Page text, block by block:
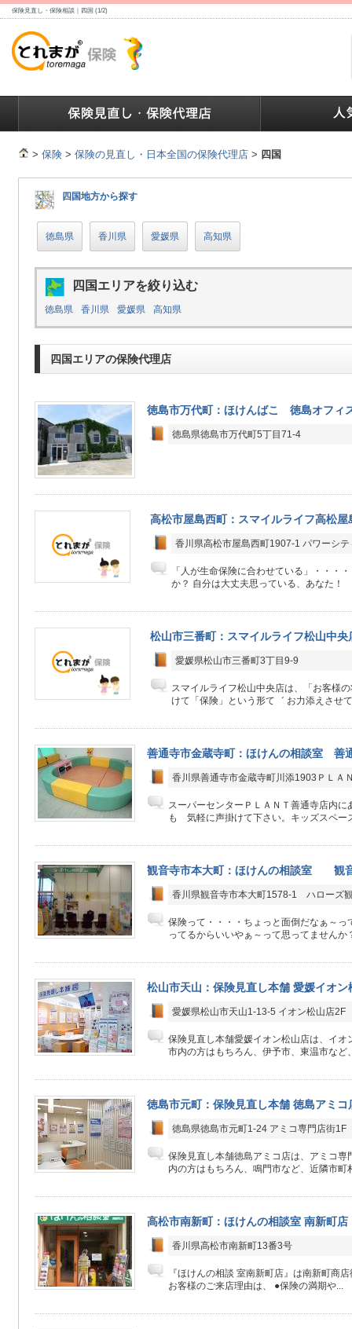
保険見直し・保険相談｜四国 (1/2)
> 保険 > 保険の見直し・日本全国の保険代理店 > 四国
四国地方から探す
徳島県 香川県 愛媛県 高知県
四国エリアを絞り込む
徳島県 香川県 愛媛県 高知県
四国エリアの保険代理店
徳島市万代町：ほけんばこ 徳島オフィ
徳島県徳島市万代町5丁目71-4
高松市屋島西町：スマイルライフ高松屋
香川県高松市屋島西町1907-1 パワーシ
「人が生命保険に合わせている」・・・
か？ 自分は大丈夫思っている、あなた！
松山市三番町：スマイルライフ松山中央
愛媛県松山市三番町3丁目9-9
スマイルライフ松山中央店は、「お客様
けて「保険」という形て゛ お力添えさせ
善通寺市金蔵寺町：ほけんの相談室 善
香川県善通寺市金蔵寺町川添1903ＰＬＡ
スーパーセンターＰＬＡＮＴ善通寺店内に
も 気軽に声掛けて下さい。キッズスペ
観音寺市本大町：ほけんの相談室 観
香川県観音寺市本大町1578-1 ハローズ
保険って・・・・ちょっと面倒だなぁ～
ってるからいいやぁ～って思ってません
松山市天山：保険見直し本舗 愛媛イオン
愛媛県松山市天山1-13-5 イオン松山店2F
保険見直し本舗愛媛イオン松山店は、イオ
市内の方はもちろん、伊予市、東温市など
徳島市元町：保険見直し本舗 徳島アミコ
徳島県徳島市元町1-24 アミコ専門店街1F
保険見直し本舗徳島アミコ店は、アミコ専
内の方はもちろん、鳴門市など、近隣市町
高松市南新町：ほけんの相談室 南新町店
香川県高松市南新町13番3号
『ほけんの相談 室南新町店』は南新町商
お客様のご来店理由は、 ●保険の満期や...